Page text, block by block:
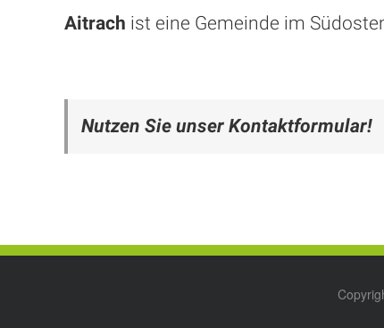
Aitrach ist eine Gemeinde im
Nutzen Sie unser Kontaktformular!